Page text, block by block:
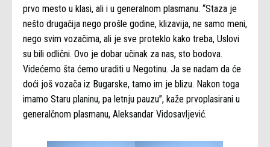
prvo mesto u klasi, ali i u generalnom plasmanu. “Staza je
nešto drugačija nego prošle godine, klizavija, ne samo meni,
nego svim vozačima, ali je sve proteklo kako treba, Uslovi
su bili odlični. Ovo je dobar učinak za nas, sto bodova.
Videćemo šta ćemo uraditi u Negotinu. Ja se nadam da će
doći još vozača iz Bugarske, tamo im je blizu. Nakon toga
imamo Staru planinu, pa letnju pauzu”, kaže prvoplasirani u
generalčnom plasmanu, Aleksandar Vidosavljević.